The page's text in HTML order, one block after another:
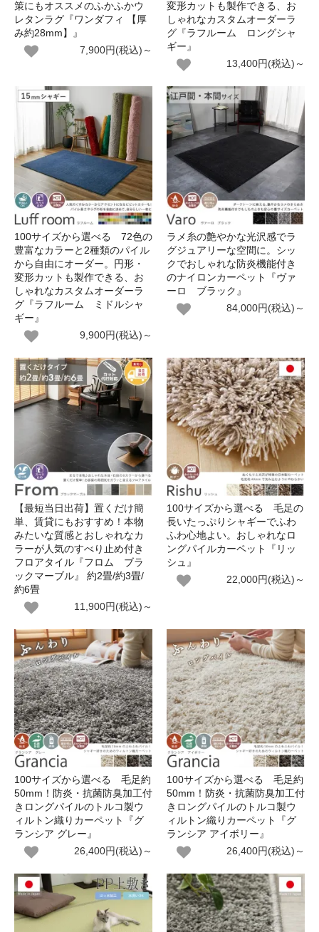
策にもオススメのふかふかウ
レタンラグ『ワンダフィ 【厚
み約28mm】』
7,900円(税込)～
変形カットも製作できる、お
しゃれなカスタムオーダーラ
グ『ラフルーム ロングシャ
ギー』
13,400円(税込)～
100サイズから選べる 72色の
豊富なカラーと2種類のパイル
から自由にオーダー。円形・
変形カットも製作できる、お
しゃれなカスタムオーダーラ
グ『ラフルーム ミドルシャ
ギー』
9,900円(税込)～
ラメ糸の艶やかな光沢感でラ
グジュアリーな空間に。シッ
クでおしゃれな防炎機能付き
のナイロンカーペット『ヴァ
ーロ ブラック』
84,000円(税込)～
【最短当日出荷】置くだけ簡
単、賃貸にもおすすめ！本物
みたいな質感とおしゃれなカ
ラーが人気のすべり止め付き
フロアタイル『フロム ブラ
ックマーブル』 約2畳/約3畳/
約6畳
11,900円(税込)～
100サイズから選べる 毛足の
長いたっぷりシャギーでふわ
ふわ心地よい。おしゃれなロ
ングパイルカーペット『リッ
シュ』
22,000円(税込)～
100サイズから選べる 毛足約
50mm！防炎・抗菌防臭加工付
きロングパイルのトルコ製ウ
ィルトン織りカーペット『グ
ランシア グレー』
26,400円(税込)～
100サイズから選べる 毛足約
50mm！防炎・抗菌防臭加工付
きロングパイルのトルコ製ウ
ィルトン織りカーペット『グ
ランシア アイボリー』
26,400円(税込)～